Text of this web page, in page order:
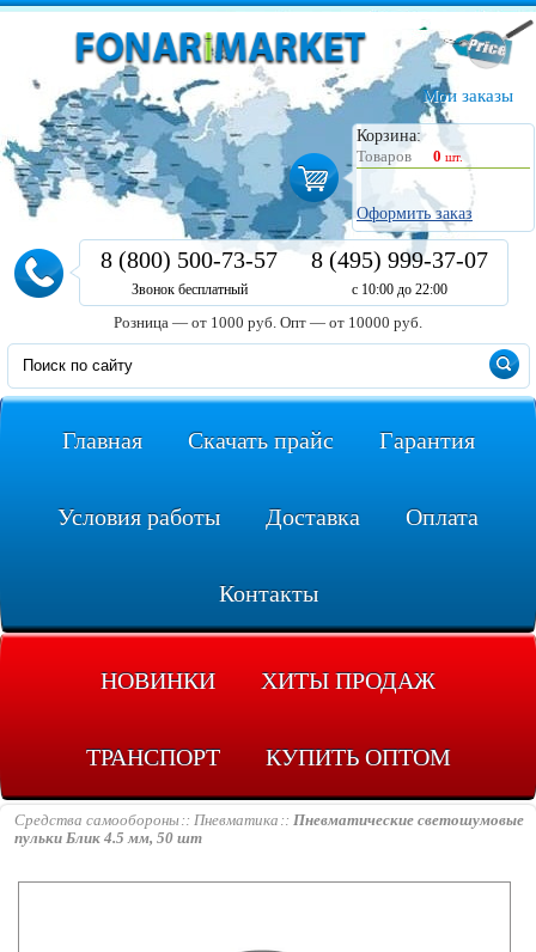
Мои заказы
Корзина:
Товаров
0 шт.
Оформить заказ
8 (800) 500-73-57
Звонок бесплатный
8 (495) 999-37-07
с 10:00 до 22:00
Розница — от 1000 руб. Опт — от 10000 руб.
Главная Скачать прайс Гарантия
Условия работы Доставка Оплата
Контакты
НОВИНКИ ХИТЫ ПРОДАЖ
ТРАНСПОРТ КУПИТЬ ОПТОМ
Средства самообороны Пневматика
Пневматические светошумовые
пульки Блик 4.5 мм, 50 шт